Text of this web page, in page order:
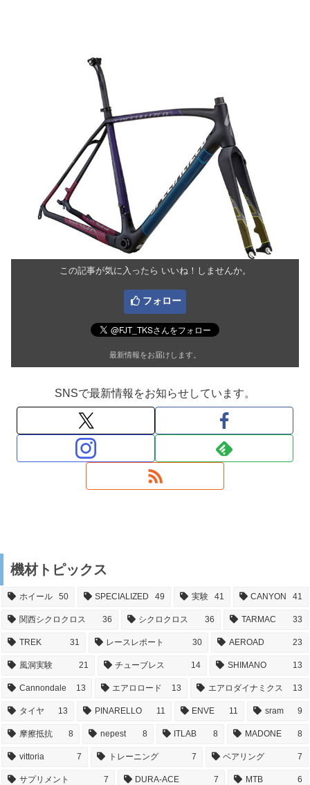
この記事が気に入ったら いいね！しませんか。
フォロー
最新情報をお届けします。
SNSで最新情報をお知らせしています。
機材トピックス
ホイール 50 SPECIALIZED 49 実験 41 CANYON 41
関西シクロクロス 36 シクロクロス 36 TARMAC 33
TREK 31 レースレポート 30 AEROAD 23
風洞実験 21 チューブレス 14 SHIMANO 13
Cannondale 13 エアロロード 13 エアロダイナミクス 13
タイヤ 13 PINARELLO 11 ENVE 11 sram 9
摩擦抵抗 8 nepest 8 ITLAB 8 MADONE 8
vittoria 7 トレーニング 7 ベアリング 7
サプリメント 7 DURA-ACE 7 MTB 6